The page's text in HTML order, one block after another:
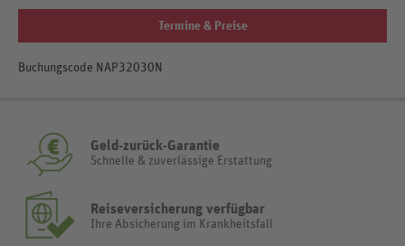
Termine & Preise
Buchungscode NAP32030N
Geld-zurück-Garantie
Schnelle & zuverlässige Erstattung
Reiseversicherung verfügbar
Ihre Absicherung im Krankheitsfall